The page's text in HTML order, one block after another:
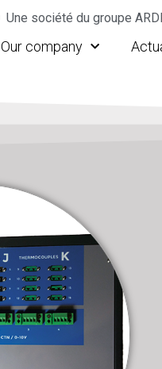
Une société du groupe
Our company